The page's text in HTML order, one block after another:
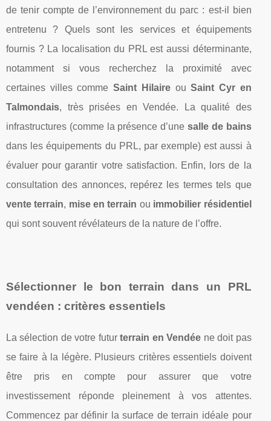
de tenir compte de l’environnement du parc : est-il bien
entretenu ? Quels sont les services et équipements
fournis ? La localisation du PRL est aussi déterminante,
notamment si vous recherchez la proximité avec
certaines villes commeSaint HilaireouSaint Cyr en
Talmondais, très prisées en Vendée. La qualité des
infrastructures (comme la présence d’une salle de bains
dans les équipements du PRL, par exemple) est aussi à
évaluer pour garantir votre satisfaction. Enfin, lors de la
consultation des annonces, repérez les termes tels que
vente terrain, mise en terrain ou immobilier résidentiel
qui sont souvent révélateurs de la nature de l’offre.
Sélectionner le bon terrain dans un PRL
vendéen : critères essentiels
La sélection de votre futurterrain en Vendée ne doit pas
se faire à la légère. Plusieurs critères essentiels doivent
être pris en compte pour assurer que votre
investissement réponde pleinement à vos attentes.
Commencez par définir la surface de terrain idéale pour